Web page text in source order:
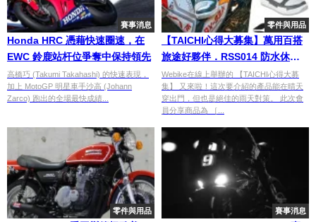
賽事消息
Honda HRC 憑藉快速圈速，在
EWC 鈴鹿站杆位爭奪中保持領先
高橋巧 (Takumi Takahashi) 的快速表現，
加上 MotoGP 明星車手沙高 (Johann
Zarco) 跑出的全場最快成績...
零件與用品
【TAICHI心得大募集】萬用百搭
旅途好夥伴．RSS014 防水休閒
車靴開箱！
Webike在線上舉辦的 【TAICHI心得大募
集】 又來啦！這次要介紹的產品能在晴天
穿出門，但也是絕佳的雨天對策。 此次會
員分享商品為 ［...
零件與用品 賽事消息